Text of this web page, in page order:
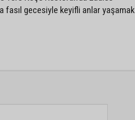
fasıl gecesiyle keyifli anlar yaşamak